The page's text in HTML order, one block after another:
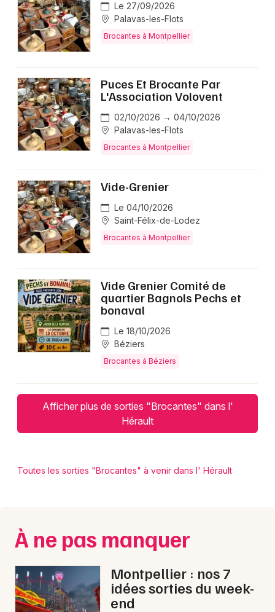
Le 27/09/2026
Palavas-les-Flots
Brocantes à Montpellier
Puces Et Brocante Par
L'Association Volovent
02/10/2026 → 04/10/2026
Palavas-les-Flots
Brocantes à Montpellier
Vide-Grenier
Le 04/10/2026
Saint-Félix-de-Lodez
Brocantes à Montpellier
Vide Grenier Comité de
quartier Bagnols Pechs et
bonaval
Le 18/10/2026
Béziers
Brocantes à Béziers
Afficher plus de sorties "Brocantes" dans l'
Hérault
Toutes les sorties "Brocantes" à venir dans l' Hérault
À ne pas manquer
Montpellier : nos 7
idées sorties du week-
end